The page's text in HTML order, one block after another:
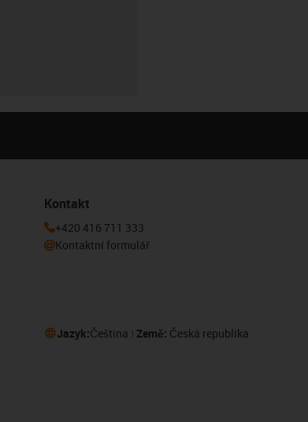
Kontakt
+420 416 711 333
Kontaktní formulář
Jazyk:Čeština Země: Česká republika